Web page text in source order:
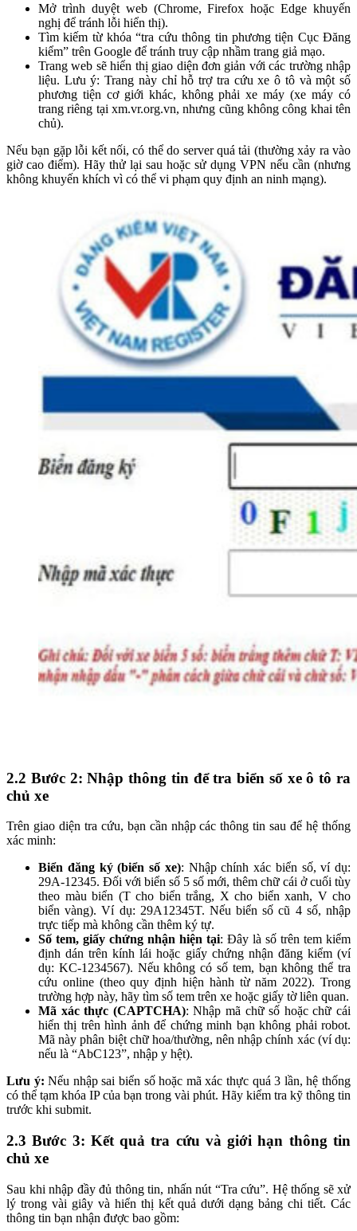
Mở trình duyệt web (Chrome, Firefox hoặc Edge khuyến
nghị để tránh lỗi hiển thị).
Tìm kiếm từ khóa “tra cứu thông tin phương tiện Cục Đăng
kiểm” trên Google để tránh truy cập nhầm trang giả mạo.
Trang web sẽ hiển thị giao diện đơn giản với các trường nhập
liệu. Lưu ý: Trang này chỉ hỗ trợ tra cứu xe ô tô và một số
phương tiện cơ giới khác, không phải xe máy (xe máy có
trang riêng tại xm.vr.org.vn, nhưng cũng không công khai tên
chủ).
Nếu bạn gặp lỗi kết nối, có thể do server quá tải (thường xảy ra vào
giờ cao điểm). Hãy thử lại sau hoặc sử dụng VPN nếu cần (nhưng
không khuyến khích vì có thể vi phạm quy định an ninh mạng).
2.2 Bước 2: Nhập thông tin để tra biển số xe ô tô ra
chủ xe
Trên giao diện tra cứu, bạn cần nhập các thông tin sau để hệ thống
xác minh:
Biển đăng ký (biển số xe): Nhập chính xác biển số, ví dụ:
29A-12345. Đối với biển số 5 số mới, thêm chữ cái ở cuối tùy
theo màu biển (T cho biển trắng, X cho biển xanh, V cho
biển vàng). Ví dụ: 29A12345T. Nếu biển số cũ 4 số, nhập
trực tiếp mà không cần thêm ký tự.
Số tem, giấy chứng nhận hiện tại: Đây là số trên tem kiểm
định dán trên kính lái hoặc giấy chứng nhận đăng kiểm (ví
dụ: KC-1234567). Nếu không có số tem, bạn không thể tra
cứu online (theo quy định hiện hành từ năm 2022). Trong
trường hợp này, hãy tìm số tem trên xe hoặc giấy tờ liên quan.
Mã xác thực (CAPTCHA): Nhập mã chữ số hoặc chữ cái
hiển thị trên hình ảnh để chứng minh bạn không phải robot.
Mã này phân biệt chữ hoa/thường, nên nhập chính xác (ví dụ:
nếu là “AbC123”, nhập y hệt).
Lưu ý: Nếu nhập sai biển số hoặc mã xác thực quá 3 lần, hệ thống
có thể tạm khóa IP của bạn trong vài phút. Hãy kiểm tra kỹ thông tin
trước khi submit.
2.3 Bước 3: Kết quả tra cứu và giới hạn thông tin
chủ xe
Sau khi nhập đầy đủ thông tin, nhấn nút “Tra cứu”. Hệ thống sẽ xử
lý trong vài giây và hiển thị kết quả dưới dạng bảng chi tiết. Các
thông tin bạn nhận được bao gồm: